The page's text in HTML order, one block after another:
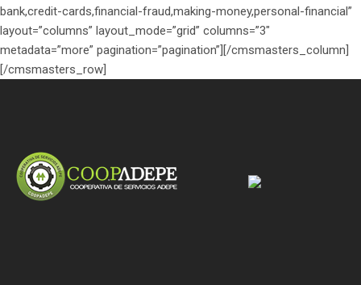
bank,credit-cards,financial-fraud,making-money,personal-financial”
layout=”columns” layout_mode=”grid” columns=”3″
metadata=”more” pagination=”pagination”][/cmsmasters_column]
[/cmsmasters_row]